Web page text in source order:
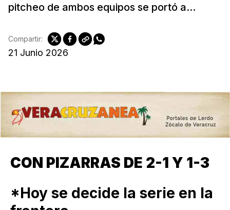
pitcheo de ambos equipos se portó a...
21 Junio 2026
Compartir:
CON PIZARRAS DE 2-1 Y 1-3
*Hoy se decide la serie en la